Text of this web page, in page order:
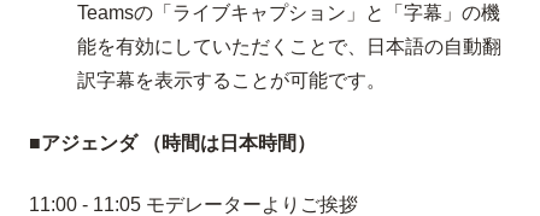
Teamsの「ライブキャプション」と「字幕」の機
能を有効にしていただくことで、日本語の自動翻
訳字幕を表示することが可能です。
■アジェンダ （時間は日本時間）
11:00 - 11:05 モデレーターよりご挨拶